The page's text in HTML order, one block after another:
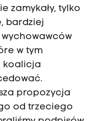
zamykały, tylko
bardziej
w tym
koalicja
propozycja
od trzeciego